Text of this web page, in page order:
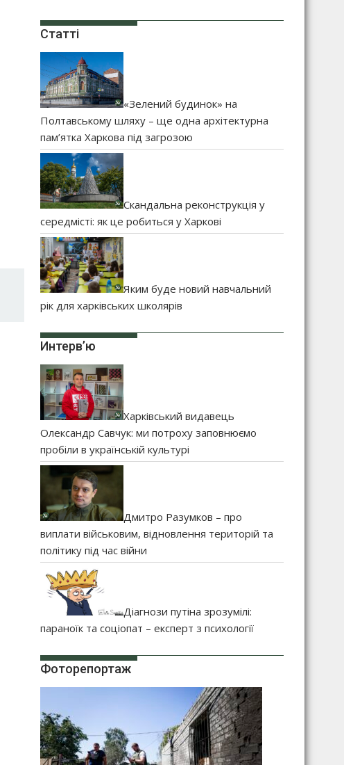
Статті
«Зелений будинок» на
Полтавському шляху – ще одна архітектурна
пам’ятка Харкова під загрозою
Скандальна реконструкція у
середмісті: як це робиться у Харкові
Яким буде новий навчальний
рік для харківських школярів
Интерв’ю
Харківський видавець
Олександр Савчук: ми потроху заповнюємо
пробіли в українській культурі
Дмитро Разумков – про
виплати військовим, відновлення територій та
політику під час війни
Діагнози путіна зрозумілі:
параноїк та соціопат – експерт з психології
Фоторепортаж